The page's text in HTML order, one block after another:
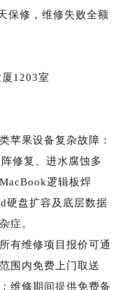
修，维修失败全额
1203室
苹果设备复杂故障：
修复、进水腐蚀多
逻辑板焊
硬盘扩容及底层数据
症。
有维修项目报价可通
围内免费上门取送
维修期间提供免费备